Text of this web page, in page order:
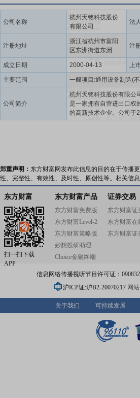
公司名称
杭州天铭科技股份
有限公司
法
注册地址
浙江省杭州市富阳
区东洲街道东洲工
业功能区五号路5号
注
成立日期 2000-04-13 上
主要范围
公司简介
杭州天铭科技股份有限公
是一家拥有自营进出口权
的高新技术企业。公司于
码:920270)。天铭科技是
位(中央军委装备部颁发)
省越野车零部件技术研发
究院、浙江省企业博士后
口xx、浙江省专利示范企
与试点企业、富阳区上市
定GJB8340-2015《军用
之一,本公司使用“T-
励发展产业,属于“中国制
个产业的“机器人与智能
投入批量生产以来,该系
迅速打开,目前已远销全
MAX”电动绞盘开始大批
城炮等品牌系列),市场销
品牌及越野改装设备、整
动踏板、越野改装等国际
郑重声明： 东方财富网发布此信息的目的在于传播
性、完整性、有效性、及时性、原创性等。相关信
东方财富
扫一扫下载
APP
东方财富产品
东方财富免费版
东方财富Level-2
东方财富策略版
妙想投研助理
Choice金融终端
证券交易
东方财富证
东方财富在
东方财富证
信息网络传播视听节目许可证：
沪ICP证:沪B2-20070217 网
关于我们 可持续发展